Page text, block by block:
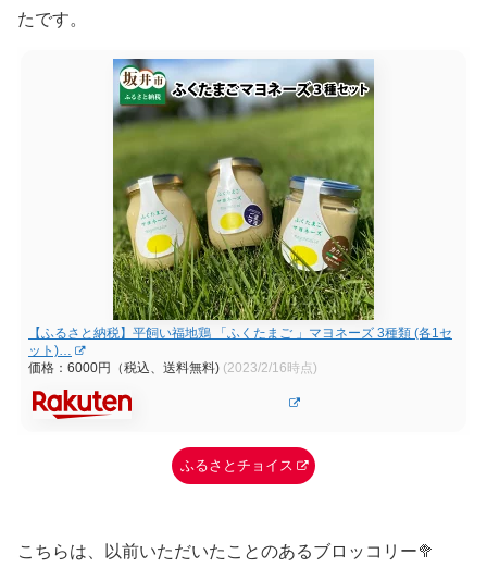
たです。
【ふるさと納税】平飼い福地鶏 「ふくたまご 」マヨネーズ 3種類 (各1セ
ット)…
価格：6000円（税込、送料無料) (2023/2/16時点)
ふるさとチョイス
こちらは、以前いただいたことのあるブロッコリー🥦